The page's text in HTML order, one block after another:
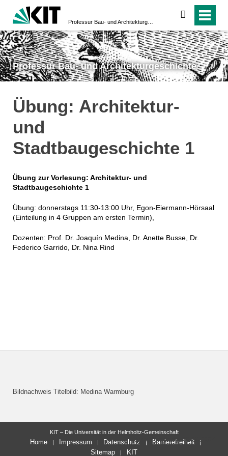
suchen
Professur Bau- und Architekturgeschichte
Übung: Architektur-
und
Stadtbaugeschichte 1
Übung zur Vorlesung: Architektur- und
Stadtbaugeschichte 1
Übung: donnerstags 11:30-13:00 Uhr, Egon-Eiermann-Hörsaal
(Einteilung in 4 Gruppen am ersten Termin),
Dozenten: Prof. Dr. Joaquín Medina, Dr. Anette Busse, Dr.
Federico Garrido, Dr. Nina Rind
Bildnachweis Titelbild: Medina Warmburg
letzte Änderung: 02.04.2024
KIT – Die Universität in der Helmholtz-Gemeinschaft
Home Impressum Datenschutz
Barrierefreiheit
Sitemap
KIT